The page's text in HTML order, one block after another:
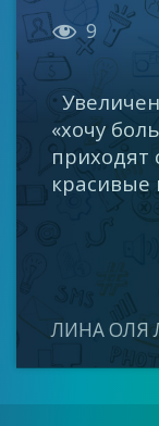
 9
«хочу
приходят
красивые
ЛИНА ОЛЯ